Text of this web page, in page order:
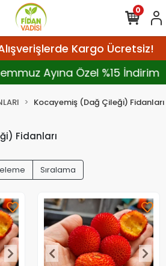
Kargo Ücretsiz!
Ayına Özel %15 İndirim
0
Kocayemiş (Dağ Çileği) Fidanları
Fidanları
Sıralama